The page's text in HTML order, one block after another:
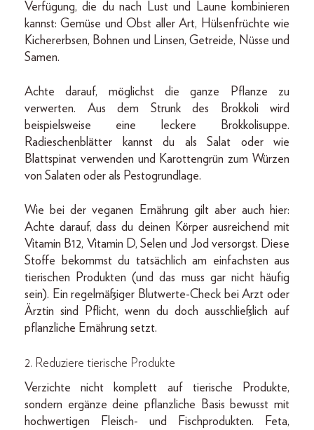
Verfügung, die du nach Lust und Laune kombinieren
kannst: Gemüse und Obst aller Art, Hülsenfrüchte wie
Kichererbsen, Bohnen und Linsen, Getreide, Nüsse und
Samen.
Achte darauf, möglichst die ganze Pflanze zu
verwerten. Aus dem Strunk des Brokkoli wird
beispielsweise eine leckere Brokkolisuppe.
Radieschenblätter kannst du als Salat oder wie
Blattspinat verwenden und Karottengrün zum Würzen
von Salaten oder als Pestogrundlage.
Wie bei der veganen Ernährung gilt aber auch hier:
Achte darauf, dass du deinen Körper ausreichend mit
Vitamin B12, Vitamin D, Selen und Jod versorgst. Diese
Stoffe bekommst du tatsächlich am einfachsten aus
tierischen Produkten (und das muss gar nicht häufig
sein). Ein regelmäßiger Blutwerte-Check bei Arzt oder
Ärztin sind Pflicht, wenn du doch ausschließlich auf
pflanzliche Ernährung setzt.
2. Reduziere tierische Produkte
Verzichte nicht komplett auf tierische Produkte,
sondern ergänze deine pflanzliche Basis bewusst mit
hochwertigen Fleisch- und Fischprodukten. Feta,